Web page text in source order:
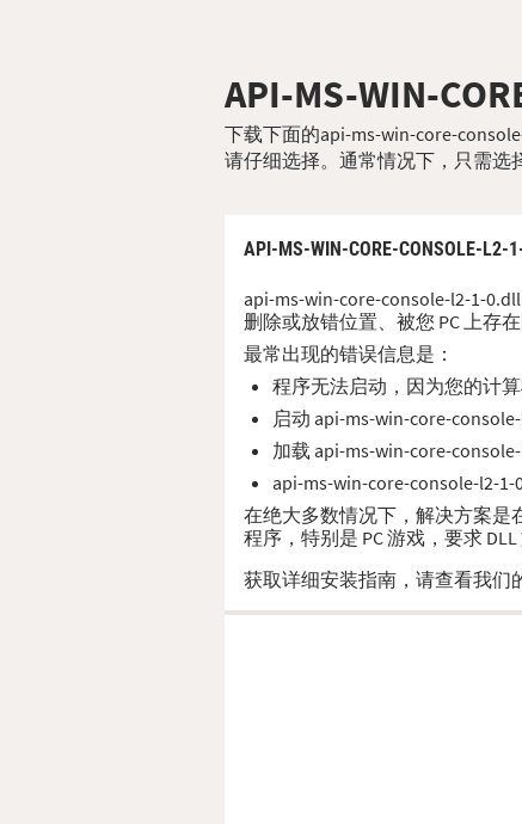
API-MS-WIN-
下载下面的api-ms-win-core-
请仔细选择。通常情况下，只需选
API-MS-WIN-CORE-CONSOLE-L2-
api-ms-win-core-console-l2-1-
删除或放错位置、被您 PC 上存
最常出现的错误信息是：
程序无法启动，因为您的计
启动 api-ms-win-core-
加载 api-ms-win-core-
api-ms-win-core-console-l2-
在绝大多数情况下，解决方案是
程序，特别是 PC 游戏，要求
获取详细安装指南，请查看我们